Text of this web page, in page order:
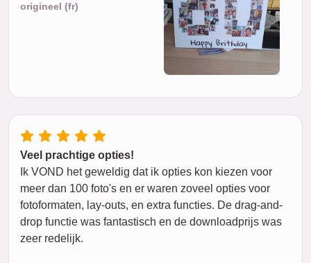
origineel (fr)
Veel prachtige opties!
Ik VOND het geweldig dat ik opties kon kiezen voor
meer dan 100 foto's en er waren zoveel opties voor
fotoformaten, lay-outs, en extra functies. De drag-and-
drop functie was fantastisch en de downloadprijs was
zeer redelijk.